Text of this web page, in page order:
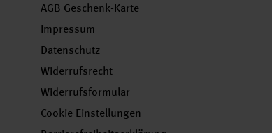
AGB Geschenk-Karte
Impressum
Datenschutz
Widerrufsrecht
Widerrufsformular
Cookie Einstellungen